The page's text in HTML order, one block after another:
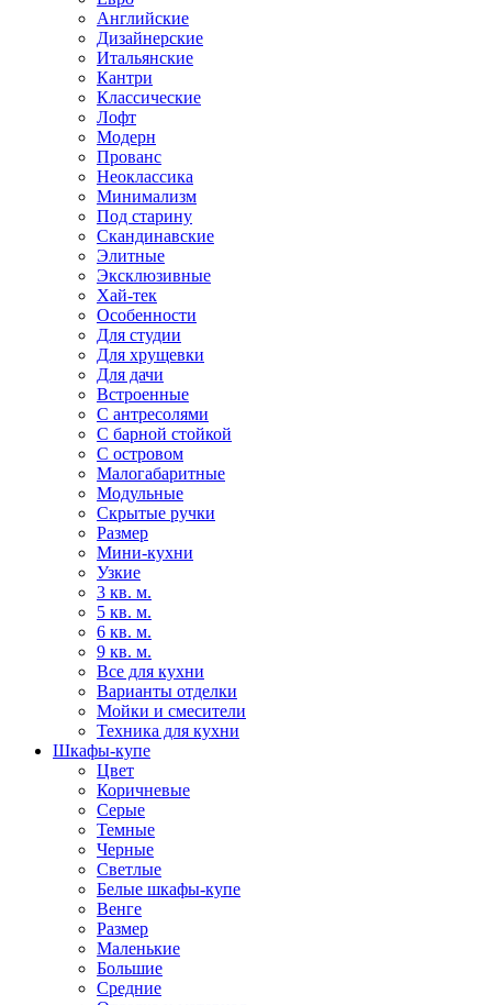
Английские
Дизайнерские
Итальянские
Кантри
Классические
Лофт
Модерн
Прованс
Неоклассика
Минимализм
Под старину
Скандинавские
Элитные
Эксклюзивные
Хай-тек
Особенности
Для студии
Для хрущевки
Для дачи
Встроенные
С антресолями
С барной стойкой
С островом
Малогабаритные
Модульные
Скрытые ручки
Размер
Мини-кухни
Узкие
3 кв. м.
5 кв. м.
6 кв. м.
9 кв. м.
Все для кухни
Варианты отделки
Мойки и смесители
Техника для кухни
Шкафы-купе
Цвет
Коричневые
Серые
Темные
Черные
Светлые
Белые шкафы-купе
Венге
Размер
Маленькие
Большие
Средние